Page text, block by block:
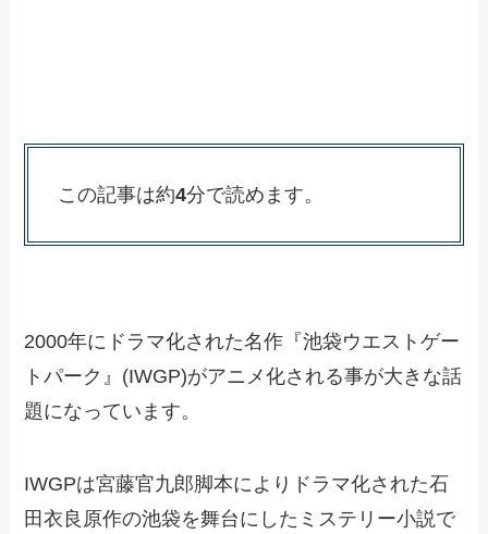
この記事は約4分で読めます。
2000年にドラマ化された名作『池袋ウエストゲー
トパーク』(IWGP)がアニメ化される事が大きな話
題になっています。
IWGPは宮藤官九郎脚本によりドラマ化された石
田衣良原作の池袋を舞台にしたミステリー小説で